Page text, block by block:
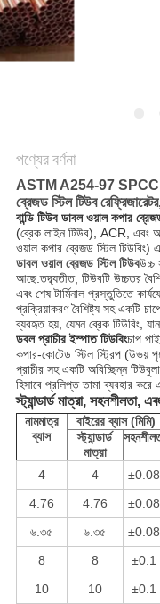
পণ্যের বর্ণনা
ASTM A254-97 SPCC
ব্রেজড স্টিল টিউব
বান্ডি টিউব ডাবল ওয়াল কপার
(ব্রেক লাইন টিউব), ACR, এবং
ওয়াল কপার ব্রেজড স্টিল
ডাবল ওয়াল ব্রেজড স্টিল টিউবউচ্চ
আছে.তদ্ব্যতীত, টিউবটি উচ্চতর
এবং শেষ টার্মিনাল প্রস্তুতিতে
প্রক্রিয়াকরণ বৈশিষ্ট্য সহ একটি
ব্যবহৃত হয়, যেমন ব্রেক টিউবিং,
ডবল প্রাচীর ইস্পাত টিউবিংচাপ
কপার-কোটেড স্টিল স্ট্রিপ (উভয়
প্রাচীর সহ একটি অবিচ্ছিন্ন
হিসাবে প্রলিপ্ত তামা ব্যবহার
স্ট্যান্ডার্ড মাত্রা, সহনশীলতা,
নামমাত্র
ব্যাস
বাইরের ব্যাস (মিমি)
স্ট্যান্ডার্ড
মাত্রা
4 4 ±0.08
4.76
4.76 ±0.08
৬.৩৫
৬.৩৫ ±0.08
8
8 ±0.1
10
10 ±0.1